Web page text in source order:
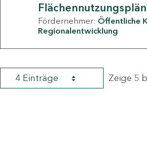
Fördernehmer: Öffentliche
Regionalentwicklung
4 Einträge Zeige 5